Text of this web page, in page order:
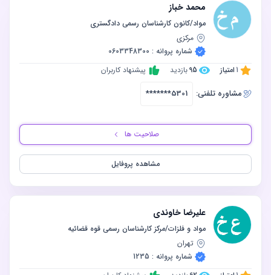
محمد خباز
مواد/کانون کارشناسان رسمی دادگستری
مرکزی
شماره پروانه : 0603348300
1 امتیاز 95بازدید پیشنهاد کاربران
مشاوره‌ تلفنی: *******5301
صلاحیت ها
مشاهده پروفایل
علیرضا خاوندی
‫مواد و فلزات/مرکز کارشناسان رسمی قوه قضائیه
تهران
شماره پروانه : 1235